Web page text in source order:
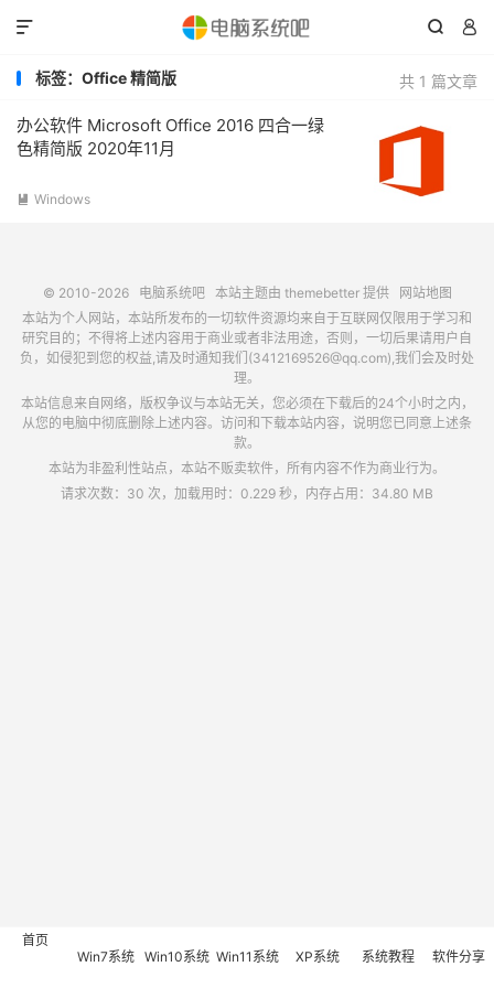
 

共 1 篇文章
标签：Office 精简版
办公软件 Microsoft Office 2016 四合一绿
色精简版 2020年11月
 Windows
© 2010-2026 电脑系统吧本站主题由 themebetter提供
网站地图
本站为个人网站，本站所发布的一切软件资源均来自于互联网仅限用于学习和
研究目的；不得将上述内容用于商业或者非法用途，否则，一切后果请用户自
负，如侵犯到您的权益,请及时通知我们(3412169526@qq.com),我们会及时处
理。
本站信息来自网络，版权争议与本站无关，您必须在下载后的24个小时之内，
从您的电脑中彻底删除上述内容。访问和下载本站内容，说明您已同意上述条
款。
本站为非盈利性站点，本站不贩卖软件，所有内容不作为商业行为。
请求次数：30 次，加载用时：0.229 秒，内存占用：34.80 MB
首页
Win7系统 Win10系统 Win11系统 XP系统 系统教程 软件分享